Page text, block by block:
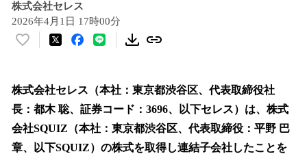
株式会社セレス
2026年4月1日 17時00分
い
！
を
読
み
株式会社セレス（本社：東京都渋谷区、代表取締役社
長：都木 聡、証券コード：3696、以下セレス）は、株式
会社SQUIZ（本社：東京都渋谷区、代表取締役：平野 巴
章、以下SQUIZ）の株式を取得し連結子会社したことを